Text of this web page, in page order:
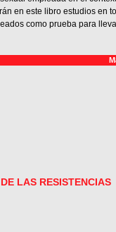
en este libro estudios en
como prueba para
LAS RESISTENCIAS